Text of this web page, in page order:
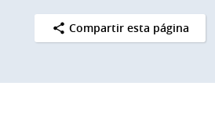
Compartir esta página